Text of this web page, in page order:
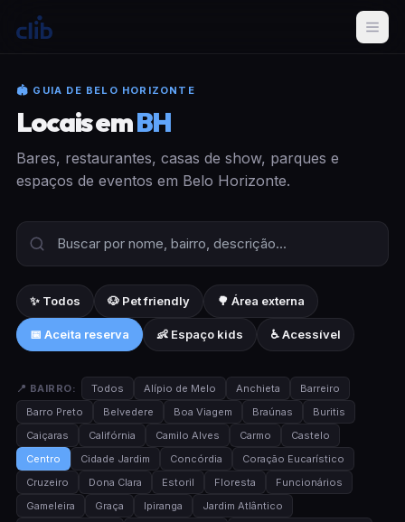
🏟 GUIA DE BELO HORIZONTE
Locais emBH
Bares, restaurantes, casas de show, parques e
espaços de eventos em Belo Horizonte.
✨ Todos 🐶 Pet friendly 🌳 Área externa
📅 Aceita reserva 👶 Espaço kids ♿ Acessível
📍 BAIRRO: Todos Alípio de Melo Anchieta
Barreiro
Barro Preto
Belvedere Boa Viagem Braúnas
Buritis
Caiçaras
Califórnia Camilo Alves Carmo
Castelo
Centro
Cidade Jardim Concórdia
Coração Eucarístico
Cruzeiro
Dona Clara Estoril Floresta
Funcionários
Gameleira
Graça Ipiranga
Jardim Atlântico